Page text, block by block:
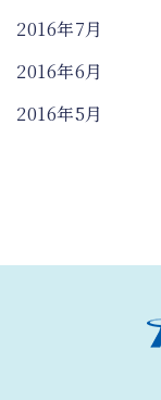
2016年7月
2016年6月
2016年5月